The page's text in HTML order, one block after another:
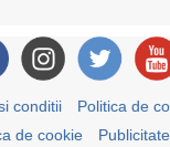
conditii
Politica de
de cookie